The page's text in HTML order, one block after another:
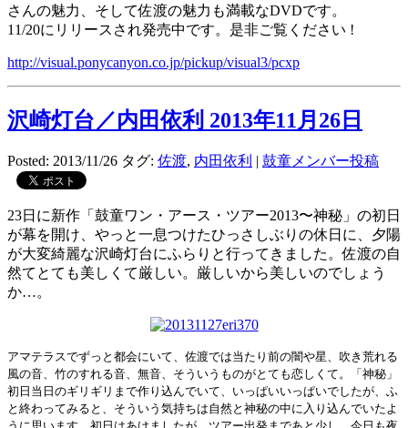
さんの魅力、そして佐渡の魅力も満載なDVDです。
11/20にリリースされ発売中です。是非ご覧ください !
http://visual.ponycanyon.co.jp/pickup/visual3/pcxp
沢崎灯台／内田依利 2013年11月26日
Posted: 2013/11/26 タグ: 佐渡, 内田依利 | 鼓童メンバー投稿
23日に新作「鼓童ワン・アース・ツアー2013〜神秘」の初日
が幕を開け、やっと一息つけたひっさしぶりの休日に、夕陽
が大変綺麗な沢崎灯台にふらりと行ってきました。佐渡の自
然てとても美しくて厳しい。厳しいから美しいのでしょう
か…。
アマテラスでずっと都会にいて、佐渡では当たり前の闇や星、吹き荒れる
風の音、竹のすれる音、無音、そういうものがとても恋しくて。「神秘」
初日当日のギリギリまで作り込んでいて、いっぱいいっぱいでしたが、ふ
と終わってみると、そういう気持ちは自然と神秘の中に入り込んでいたよ